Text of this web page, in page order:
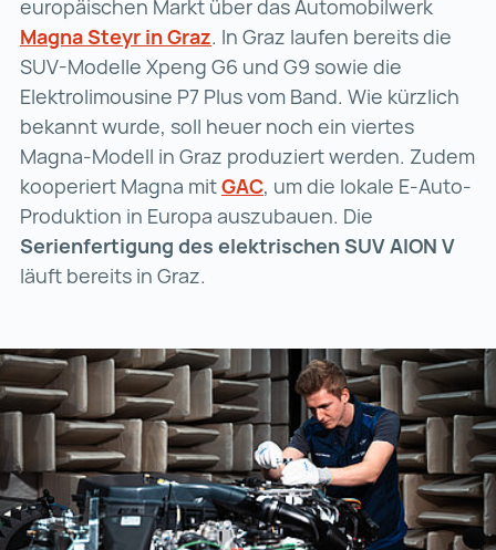
europäischen Markt über das Automobilwerk
Magna Steyr in GrazMagna Steyr in Graz (wird in
. In Graz laufen bereits die
SUV-Modelle Xpeng G6 und G9 sowie die
Elektrolimousine P7 Plus vom Band. Wie kürzlich
bekannt wurde, soll heuer noch ein viertes
Magna-Modell in Graz produziert werden. Zudem
kooperiert Magna mitGACGAC (wird in einer
, um die lokale E‑Auto-
Produktion in Europa auszubauen. Die
Serienfertigung des elektrischen SUV AION V
läuft bereits in Graz.